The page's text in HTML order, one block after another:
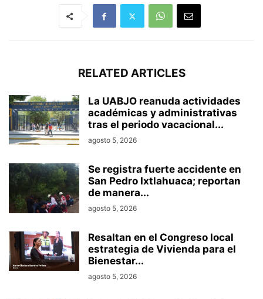
RELATED ARTICLES
La UABJO reanuda actividades
académicas y administrativas
tras el periodo vacacional...
agosto 5, 2026
Se registra fuerte accidente en
San Pedro Ixtlahuaca; reportan
de manera...
agosto 5, 2026
Resaltan en el Congreso local
estrategia de Vivienda para el
Bienestar...
agosto 5, 2026